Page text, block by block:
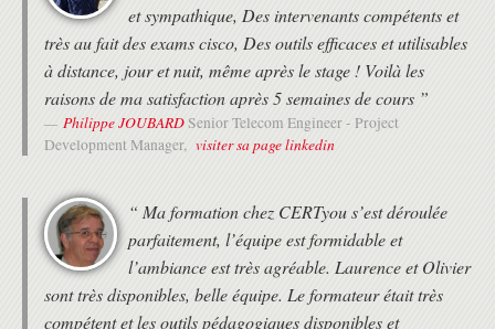
Configuration du Network Time Protocol (NTP)
Création des Access Policies et des Virtual Port Channel (vPC)
Activation de la connectivité de niveau 2 dans le même Endpoint
Group (EPG)
Activation de la connectivité de niveau 2 inter EPG
Activation de la connectivité de niveau 3 inter EPG
Comparaison des méthodes de transport de trafic dans un
Configuration de la connexion externe de Niveau 2 (L2Out)
Configuration de la connexion externe de Niveau 3 (L2Out)
Intégartion des Application Policy Infrastructure Controller (APIC)
avec VMware vCenter en utilisant VMware Distributed Virtual
Switch (DVS)
et sympathique, Des intervenants compétents et
très au fait des exams cisco, Des outils efficaces et utilisables
à distance, jour et nuit, même après le stage ! Voilà les
raisons de ma satisfaction après 5 semaines de cours ”
Philippe JOUBARDSenior Telecom Engineer - Project
Development Manager, visiter sa page linkedin
“ Ma formation chez CERTyou s’est déroulée
parfaitement, l’équipe est formidable et
l’ambiance est très agréable. Laurence et Olivier
sont très disponibles, belle équipe. Le formateur était très
compétent et les outils pédagogiques disponibles et